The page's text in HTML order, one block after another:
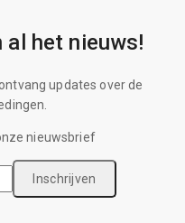
al het nieuws!
updates over de
nieuwsbrief